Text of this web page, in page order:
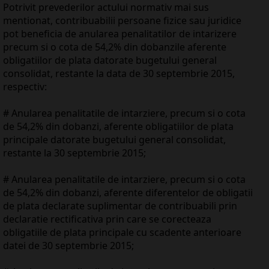
Potrivit prevederilor actului normativ mai sus
mentionat, contribuabilii persoane fizice sau juridice
pot beneficia de anularea penalitatilor de intarizere
precum si o cota de 54,2% din dobanzile aferente
obligatiilor de plata datorate bugetului general
consolidat, restante la data de 30 septembrie 2015,
respectiv:
# Anularea penalitatile de intarziere, precum si o cota
de 54,2% din dobanzi, aferente obligatiilor de plata
principale datorate bugetului general consolidat,
restante la 30 septembrie 2015;
# Anularea penalitatile de intarziere, precum si o cota
de 54,2% din dobanzi, aferente diferentelor de obligatii
de plata declarate suplimentar de contribuabili prin
declaratie rectificativa prin care se corecteaza
obligatiile de plata principale cu scadente anterioare
datei de 30 septembrie 2015;